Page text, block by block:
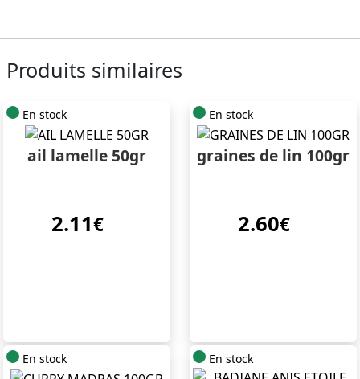
Produits similaires
En stock
ail lamelle 50gr
2.11€
En stock
graines de lin 100gr
2.60€
En stock En stock